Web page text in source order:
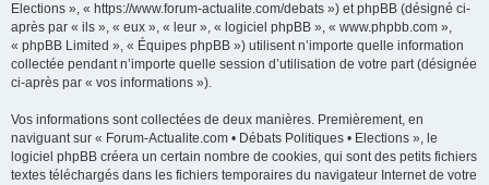
Elections », « https://www.forum-actualite.com/debats ») et phpBB (désigné ci-
après par « ils », « eux », « leur », « logiciel phpBB », « www.phpbb.com »,
« phpBB Limited », « Équipes phpBB ») utilisent n’importe quelle information
collectée pendant n’importe quelle session d’utilisation de votre part (désignée
ci-après par « vos informations »).
Vos informations sont collectées de deux manières. Premièrement, en
naviguant sur « Forum-Actualite.com • Débats Politiques • Elections », le
logiciel phpBB créera un certain nombre de cookies, qui sont des petits fichiers
textes téléchargés dans les fichiers temporaires du navigateur Internet de votre